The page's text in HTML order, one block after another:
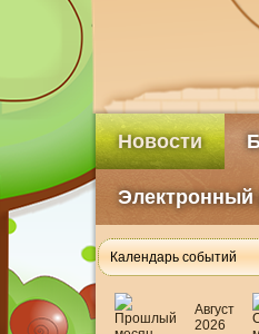
Новости
Электронный
Календарь событий
Август
2026